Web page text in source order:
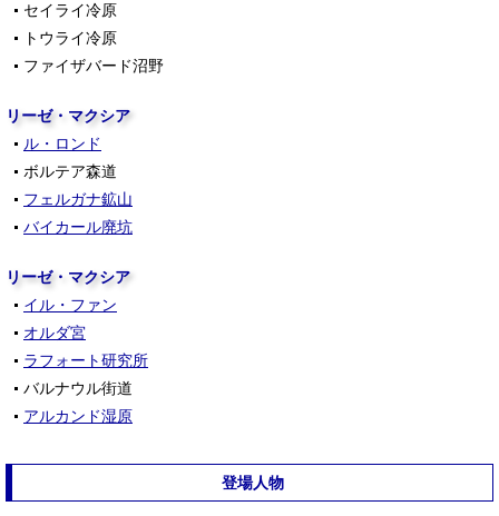
セイライ冷原
トウライ冷原
ファイザバード沼野
リーゼ・マクシア
ル・ロンド
ボルテア森道
フェルガナ鉱山
バイカール廃坑
リーゼ・マクシア
イル・ファン
オルダ宮
ラフォート研究所
バルナウル街道
アルカンド湿原
登場人物